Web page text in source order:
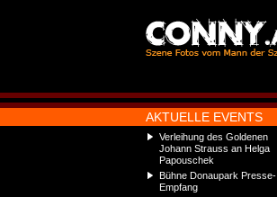
AKTUELLE EVENTS
Verleihung des Goldenen
Johann Strauss an Helga
Papouschek
Bühne Donaupark Presse-
Empfang